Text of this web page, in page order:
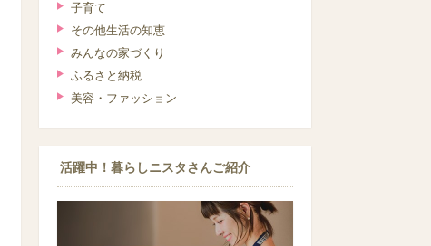
子育て
その他生活の知恵
みんなの家づくり
ふるさと納税
美容・ファッション
活躍中！暮らしニスタさんご紹介